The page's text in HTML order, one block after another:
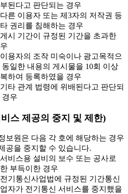
된다고 판단되는 경우
른 이용자 또는 제3자의 저작권 등
권리를 침해하는 경우
시 기간이 규정된 기간을 초과한
용자의 조작 미숙이나 광고목적으
동일한 내용의 게시물을 10회 이상
하여 등록하였을 경우
타 관계 법령에 위배된다고 판단되
경우
스 제공의 중지 및 제한)
보원은 다음 각 호에 해당하는 경우
공을 중지할 수 있습니다.
비스용 설비의 보수 또는 공사로
부득이한 경우
기통신사업법에 규정된 기간통신
자가 전기통신 서비스를 중지했을